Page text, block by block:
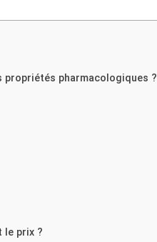
pharmacologiques ?
le prix ?